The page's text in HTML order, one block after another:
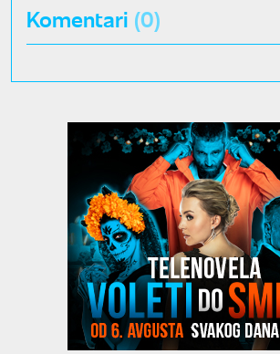
Komentari (0)